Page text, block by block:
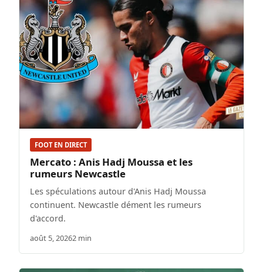
FOOT EN DIRECT
Mercato : Anis Hadj Moussa et les
rumeurs Newcastle
Les spéculations autour d'Anis Hadj Moussa
continuent. Newcastle dément les rumeurs
d'accord.
août 5, 20262 min